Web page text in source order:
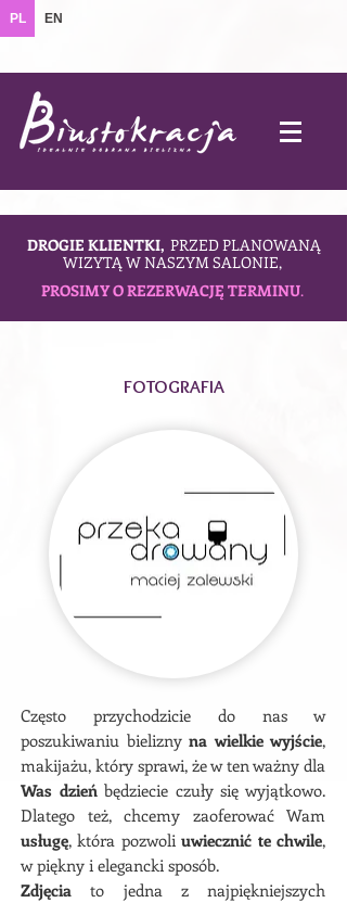
PL EN
DROGIE KLIENTKI, PRZED PLANOWANĄ
WIZYTĄ W NASZYM SALONIE,
PROSIMY O REZERWACJĘ TERMINU.
FOTOGRAFIA
Często przychodzicie do nas w
poszukiwaniu bielizny na wielkie wyjście,
makijażu, który sprawi, że w ten ważny dla
Was dzieńbędziecie czuły się wyjątkowo.
Dlatego też, chcemy zaoferować Wam
usługę, która pozwoliuwiecznić te chwile,
w piękny i elegancki sposób.
Zdjęciato jedna z najpiękniejszych